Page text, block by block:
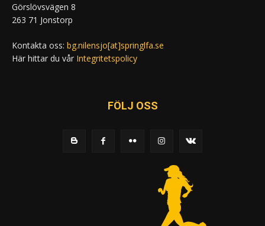
Görslövsvägen 8
263 71 Jonstorp
Kontakta oss: bg.nilensjo[at]springlfa.se
Här hittar du vår Integritetspolicy
FÖLJ OSS